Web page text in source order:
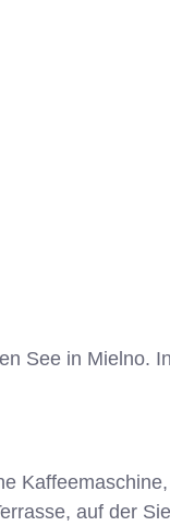
See in Mielno.
auf der